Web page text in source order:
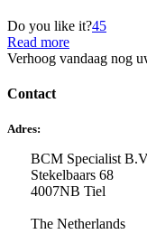
Do you like it?45
Read more
Verhoog vandaag nog
Contact
Adres:
BCM Specialist
Stekelbaars 68
4007NB Tiel
The Netherlands